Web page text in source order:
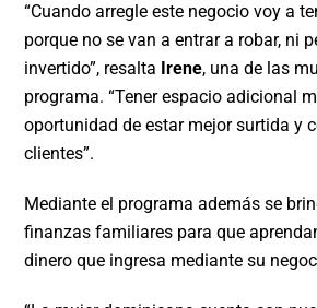
“Cuando arregle este negocio voy a
porque no se van a entrar a robar, ni
invertido”, resalta Irene, una de las
programa. “Tener espacio adicional
oportunidad de estar mejor surtida y
clientes”.
Mediante el programa además se
finanzas familiares para que
dinero que ingresa mediante su